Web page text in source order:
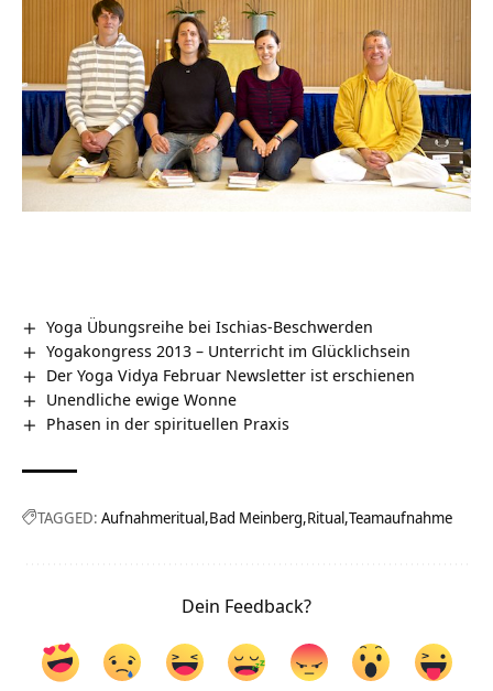
Yoga Übungsreihe bei Ischias-Beschwerden
Yogakongress 2013 – Unterricht im Glücklichsein
Der Yoga Vidya Februar Newsletter ist erschienen
Unendliche ewige Wonne
Phasen in der spirituellen Praxis
TAGGED: Aufnahmeritual Bad Meinberg Ritual Teamaufnahme
Dein Feedback?